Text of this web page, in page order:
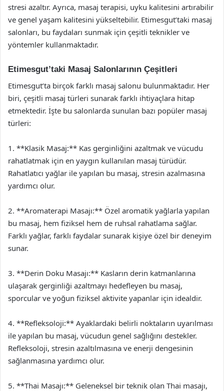
stresi azaltır. Ayrıca, masaj terapisi, uyku kalitesini artırabilir
ve genel yaşam kalitesini yükseltebilir. Etimesgut’taki masaj
salonları, bu faydaları sunmak için çeşitli teknikler ve
yöntemler kullanmaktadır.
Etimesgut’taki Masaj Salonlarının Çeşitleri
Etimesgut’ta birçok farklı masaj salonu bulunmaktadır. Her
biri, çeşitli masaj türleri sunarak farklı ihtiyaçlara hitap
etmektedir. İşte bu salonlarda sunulan bazı popüler masaj
türleri:
1. **Klasik Masaj:** Kas gerginliğini azaltmak ve vücudu
rahatlatmak için en yaygın kullanılan masaj türüdür.
Rahatlatıcı yağlar ile yapılan bu masaj, stresin azalmasına
yardımcı olur.
2. **Aromaterapi Masajı:** Özel aromatik yağlarla yapılan
bu masaj, hem fiziksel hem de ruhsal rahatlama sağlar.
Farklı yağlar, farklı faydalar sunarak kişiye özel bir deneyim
sunar.
3. **Derin Doku Masajı:** Kasların derin katmanlarına
ulaşarak gerginliği azaltmayı hedefleyen bu masaj,
sporcular ve yoğun fiziksel aktivite yapanlar için idealdir.
4. **Refleksoloji:** Ayaklardaki belirli noktaların uyarılması
ile yapılan bu masaj, vücudun genel sağlığını destekler.
Refleksoloji, stresin azaltılmasına ve enerji dengesinin
sağlanmasına yardımcı olur.
5. **Thai Masajı:** Geleneksel bir teknik olan Thai masajı,